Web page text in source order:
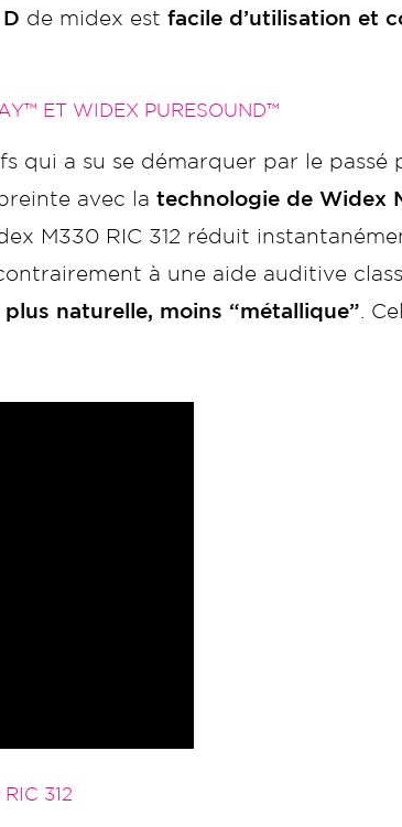
de midex est facile d’utilisation et
ET WIDEX PURESOUND™
qui a su se démarquer par le
avec la technologie de Widex
M330 RIC 312 réduit
à une aide auditive
naturelle, moins “métallique” .
312